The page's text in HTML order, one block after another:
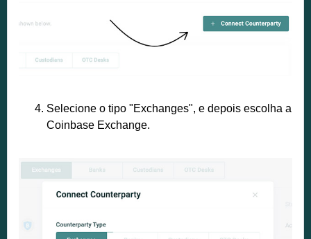
Selecione o tipo "Exchanges", e depois escolha a
Coinbase Exchange.